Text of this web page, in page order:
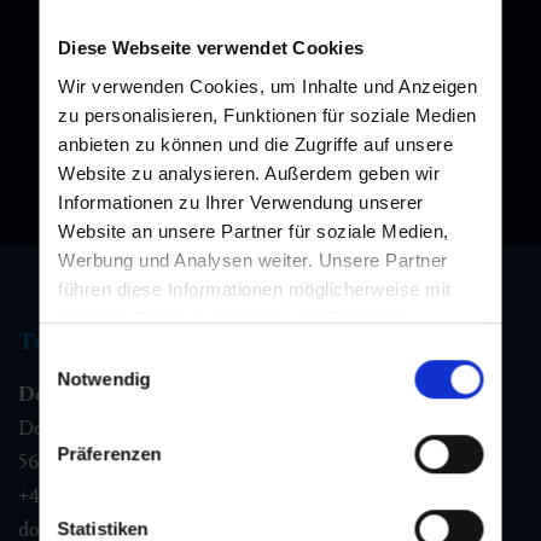
Diese Webseite verwendet Cookies
Wir verwenden Cookies, um Inhalte und Anzeigen
zu personalisieren, Funktionen für soziale Medien
anbieten zu können und die Zugriffe auf unsere
Website zu analysieren. Außerdem geben wir
Informationen zu Ihrer Verwendung unserer
Website an unsere Partner für soziale Medien,
Werbung und Analysen weiter. Unsere Partner
führen diese Informationen möglicherweise mit
weiteren Daten zusammen, die Sie ihnen
Nutzung der Dienste gesammelt haben.
Einwilligungsauswahl
Notwendig
Präferenzen
Statistiken
immer am Laufenden!
Tourismus Information
Dorfgastein
Dorfstraße 1,
5632 Dorfgastein
+43 6432 3393 460
dorfgastein@gastein.com